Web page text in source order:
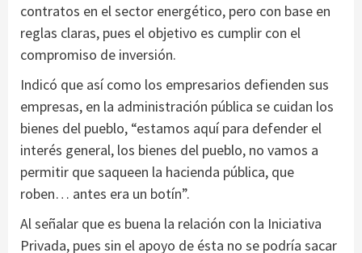
contratos en el sector energético, pero con base en
reglas claras, pues el objetivo es cumplir con el
compromiso de inversión.
Indicó que así como los empresarios defienden sus
empresas, en la administración pública se cuidan los
bienes del pueblo, “estamos aquí para defender el
interés general, los bienes del pueblo, no vamos a
permitir que saqueen la hacienda pública, que
roben… antes era un botín”.
Al señalar que es buena la relación con la Iniciativa
Privada, pues sin el apoyo de ésta no se podría sacar